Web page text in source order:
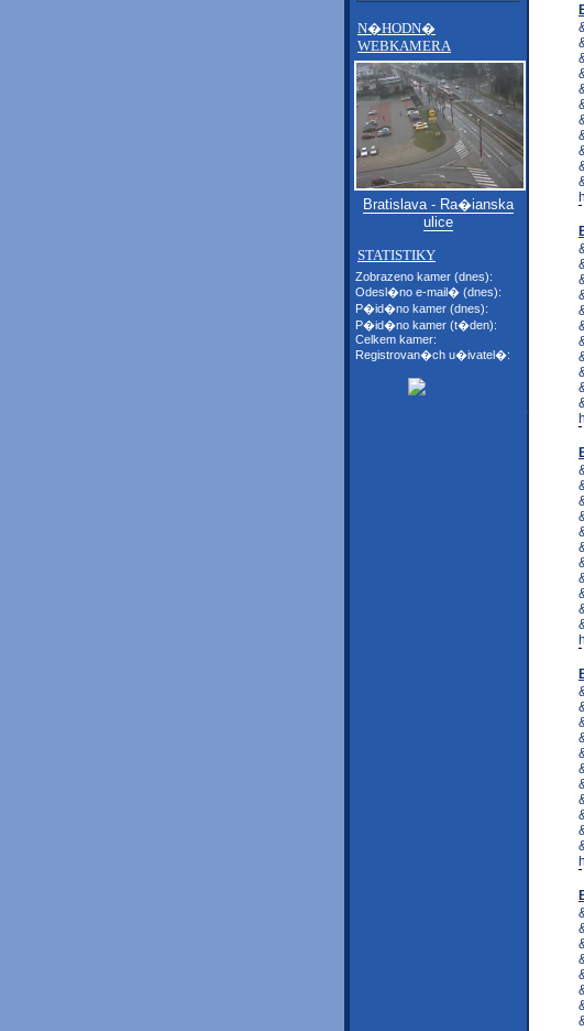
N�HODN�
WEBKAMERA
Bratislava - Ra�ianska
ulice
STATISTIKY
Zobrazeno kamer (dnes):
Odesl�no e-mail� (dnes):
P�id�no kamer (dnes):
P�id�no kamer (t�den):
Celkem kamer:
Registrovan�ch u�ivatel�: